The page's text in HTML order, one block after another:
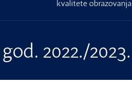
kvalitete obrazovanja
2022./2023.